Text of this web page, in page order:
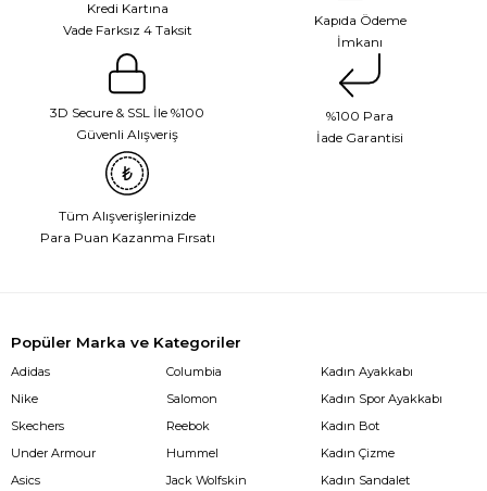
Kredi Kartına
Vade Farksız 4 Taksit
Kapıda Ödeme
İmkanı
3D Secure & SSL İle %100
Güvenli Alışveriş
%100 Para
İade Garantisi
Tüm Alışverişlerinizde
Para Puan Kazanma Fırsatı
Popüler Marka ve Kategoriler
Adidas
Nike
Skechers
Under Armour
Asics
Columbia
Salomon
Reebok
Hummel
Jack Wolfskin
Kadın Ayakkabı
Kadın Spor Ayakkabı
Kadın Bot
Kadın Çizme
Kadın Sandalet